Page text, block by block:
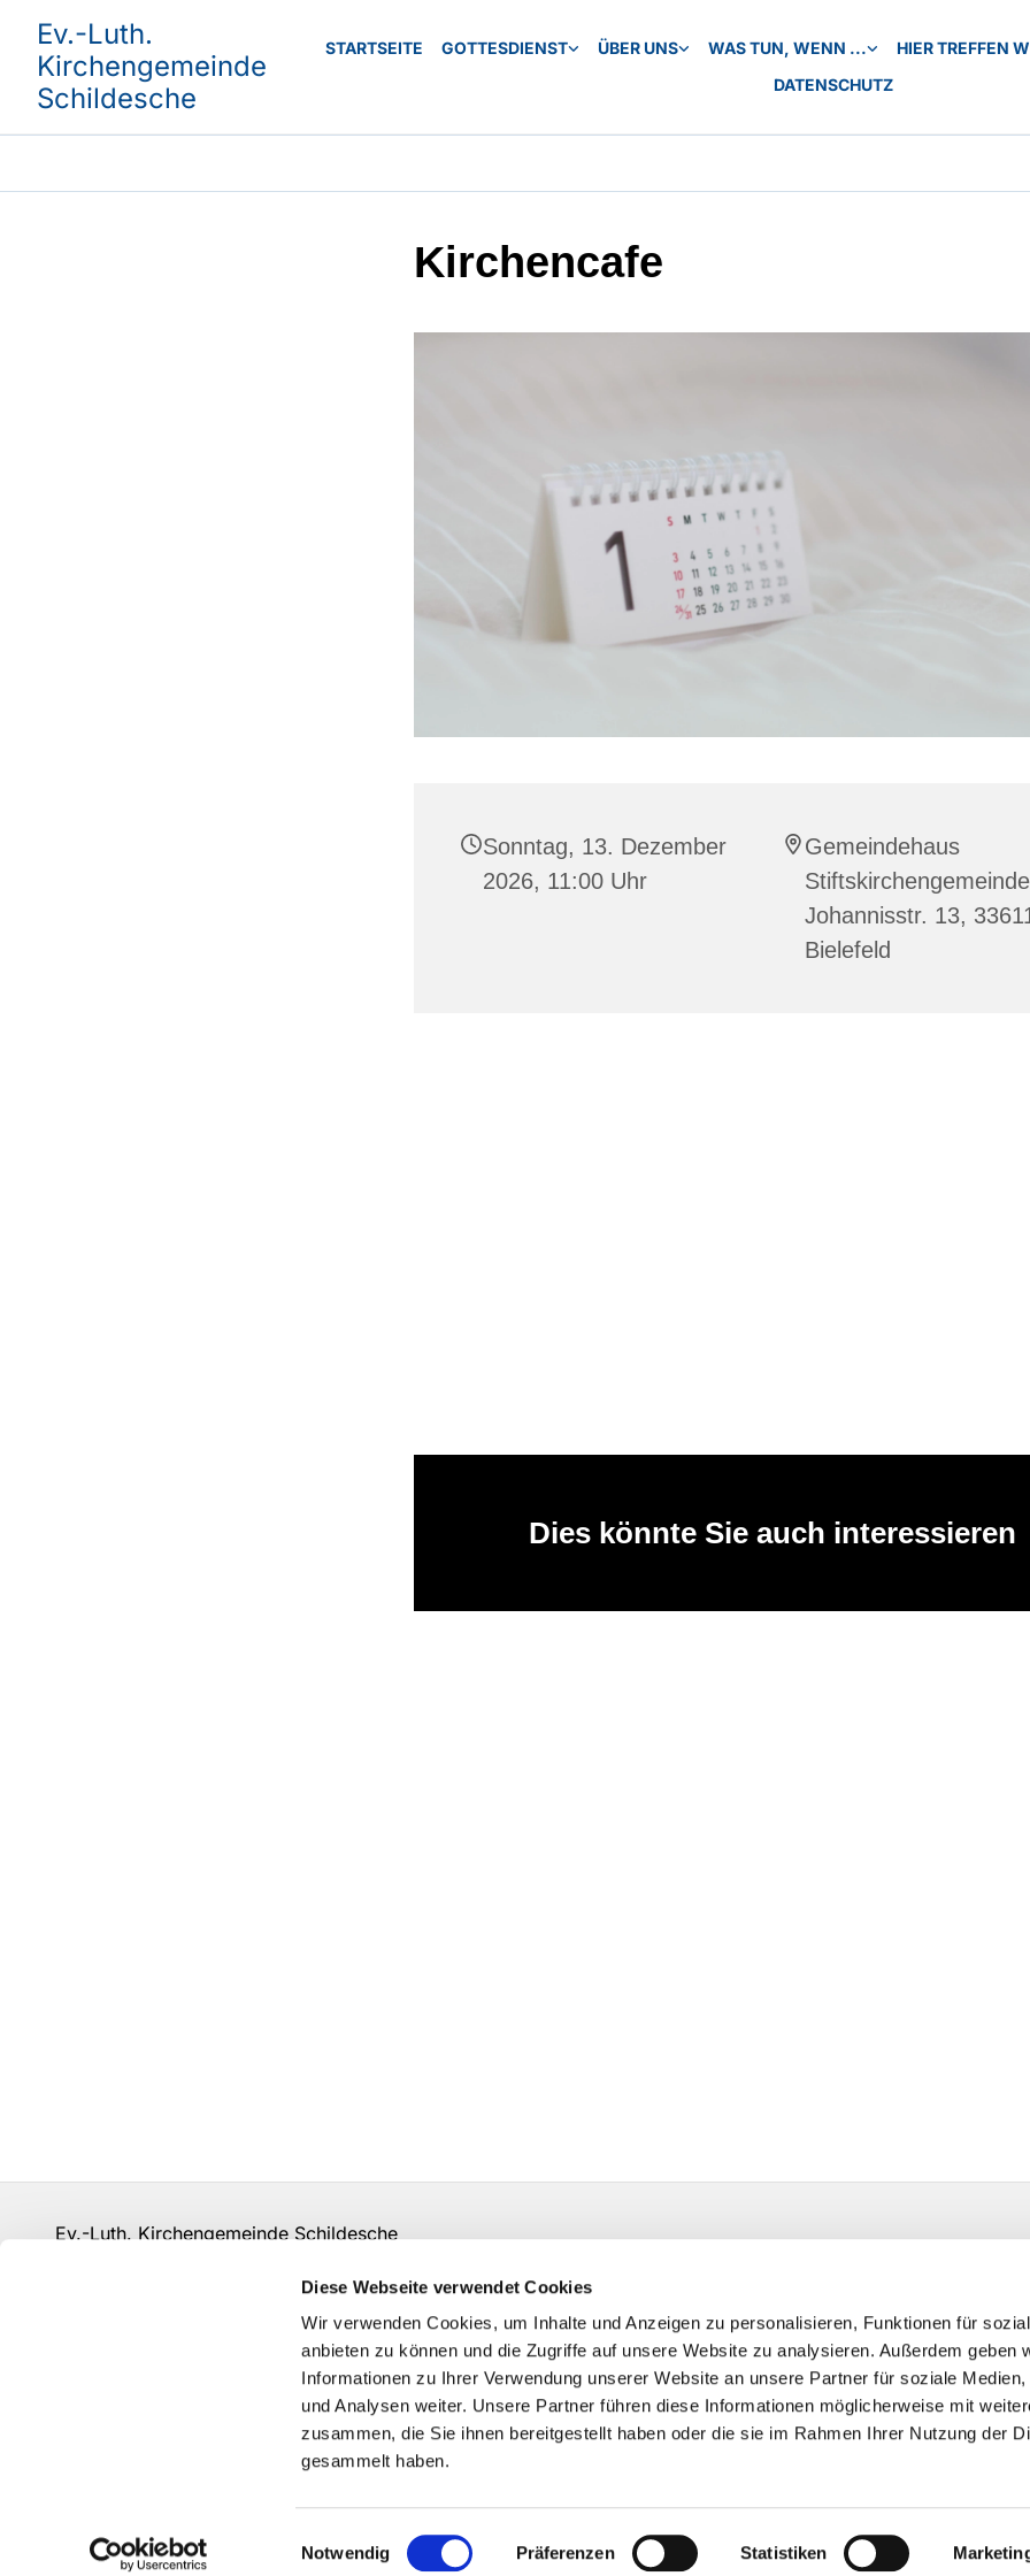
Diese Webseite verwendet Cookies
Wir verwenden Cookies, um Inhalte und Anzeigen zu personalisieren, Funktionen für
anbieten zu können und die Zugriffe auf unsere Website zu analysieren. Außerdem geben
Informationen zu Ihrer Verwendung unserer Website an unsere Partner für soziale Medien,
und Analysen weiter. Unsere Partner führen diese Informationen möglicherweise mit
zusammen, die Sie ihnen bereitgestellt haben oder die sie im Rahmen Ihrer Nutzung der
gesammelt haben.
Einwilligungsauswahl
Notwendig Präferenzen Statistiken
Ev.-Luth.
Kirchengemeinde
Schildesche
STARTSEITE GOTTESDIENST ÜBER UNS WAS TUN, WENN ...
HIER TREFFEN
DATENSCHUTZ
Kirchencafe
Sonntag, 13. Dezember
2026, 11:00 Uhr
Gemeindehaus
Johannisstr. 13,
Bielefeld
Dies könnte Sie auch interessieren
Ev.-Luth. Kirchengemeinde Schildesche